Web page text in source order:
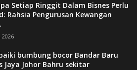
Setiap Ringgit Dalam Bisnes Perlu
Rahsia Pengurusan Kewangan
2026
bumbung bocor Bandar Baru
Jaya Johor Bahru sekitar